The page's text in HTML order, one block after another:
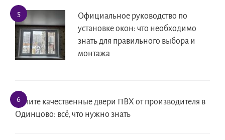
Официальное руководство по
установке окон: что необходимо
знать для правильного выбора и
монтажа
Купите качественные двери ПВХ от производителя в
Одинцово: всё, что нужно знать